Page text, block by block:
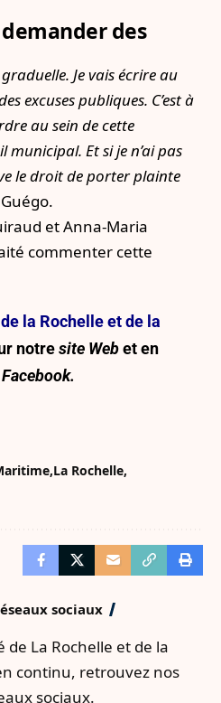
des
Je vais écrire au
excuses publiques. C’est à
au sein de cette
municipal. Et si je n’ai pas
le droit de porter plainte
etAnna-Maria
commenter cette
la Rochelle et de la
notresite Webet en
Facebook.
La Rochelle
sociaux
de La Rochelle et de la
continu, retrouvez nos
sociaux.